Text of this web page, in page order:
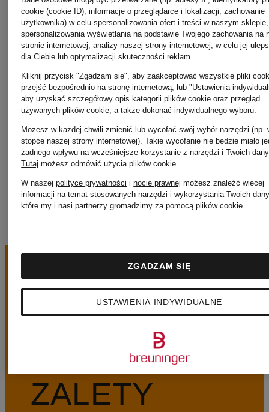
Olymp
Palm
Angels
Patagonia
Royal
Republiq
NASZE
ZALETY
cookie (cookie ID), informacje o przeglądarce i lokalizacji, zachowanie
użytkownika) w celu spersonalizowania ofert i treści w naszym sklepie,
spersonalizowania wyświetlania na podstawie Twojego zachowania na
stronie internetowej, analizy naszej strony internetowej, w celu jej
dla Ciebie lub optymalizacji skuteczności reklam.
Kliknij przycisk "Zgadzam się", aby zaakceptować wszystkie pliki
przejść bezpośrednio na stronę internetową, lub "Ustawienia
aby uzyskać szczegółowy opis kategorii plików cookie oraz przegląd
używanych plików cookie, a także dokonać indywidualnego wyboru.
Możesz w każdej chwili zmienić lub wycofać swój wybór narzędzi (np.
stopce naszej strony internetowej). Takie wycofanie nie będzie miało
żadnego wpływu na wcześniejsze korzystanie z narzędzi i Twoich
Tutaj możesz odmówić użycia plików cookie
W naszejpolityce prywatności inocie prawnej możesz znaleźć więcej
informacji na temat stosowanych narzędzi i wykorzystania Twoich
które my i nasi partnerzy gromadzimy za pomocą plików cookie.
USTAWIENIA INDYWIDUALNE
ZGADZAM SIĘ